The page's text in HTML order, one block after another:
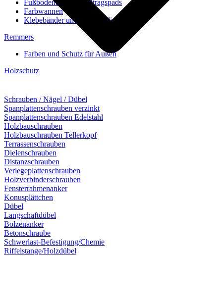
Fußbodenbürsten/Auftragspads
Farbwannen
Klebebänder und Abdeckvlies
Remmers
Farben und Schutz für Außen
Holzschutz
Schrauben / Nägel / Dübel
Spanplattenschrauben verzinkt
Spanplattenschrauben Edelstahl
Holzbauschrauben
Holzbauschrauben Tellerkopf
Terrassenschrauben
Dielenschrauben
Distanzschrauben
Verlegeplattenschrauben
Holzverbinderschrauben
Fensterrahmenanker
Konusplättchen
Dübel
Langschaftdübel
Bolzenanker
Betonschraube
Schwerlast-Befestigung/Chemie
Riffelstange/Holzdübel